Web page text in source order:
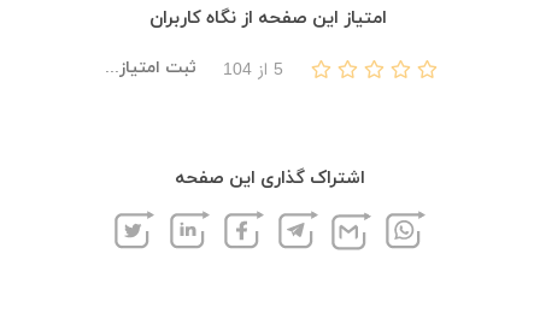
اشتراک گذاری این صفحه
امتیاز این صفحه از نگاه کاربران
5از 104 ثبت امتیاز...